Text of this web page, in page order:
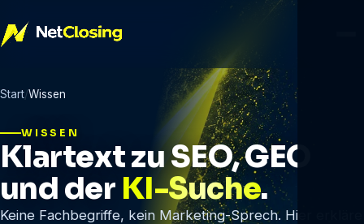
Start Wissen
WISSEN
Klartext zu SEO, GEO
und der KI-Suche.
Keine Fachbegriffe, kein Marketing-Sprech. Hier erkläre